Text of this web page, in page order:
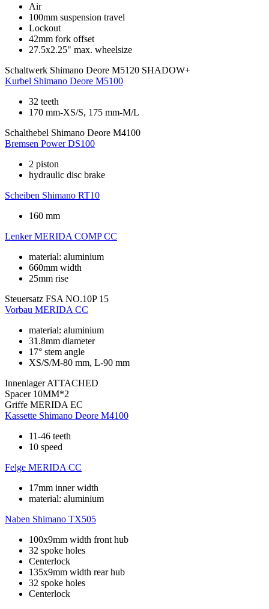
Air
100mm suspension travel
Lockout
42mm fork offset
27.5x2.25" max. wheelsize
Schaltwerk Shimano Deore M5120 SHADOW+
Kurbel Shimano Deore M5100
32 teeth
170 mm-XS/S, 175 mm-M/L
Schalthebel Shimano Deore M4100
Bremsen Power DS100
2 piston
hydraulic disc brake
Scheiben Shimano RT10
160 mm
Lenker MERIDA COMP CC
material: aluminium
660mm width
25mm rise
Steuersatz FSA NO.10P 15
Vorbau MERIDA CC
material: aluminium
31.8mm diameter
17° stem angle
XS/S/M-80 mm, L-90 mm
Innenlager ATTACHED
Spacer 10MM*2
Griffe MERIDA EC
Kassette Shimano Deore M4100
11-46 teeth
10 speed
Felge MERIDA CC
17mm inner width
material: aluminium
Naben Shimano TX505
100x9mm width front hub
32 spoke holes
Centerlock
135x9mm width rear hub
32 spoke holes
Centerlock